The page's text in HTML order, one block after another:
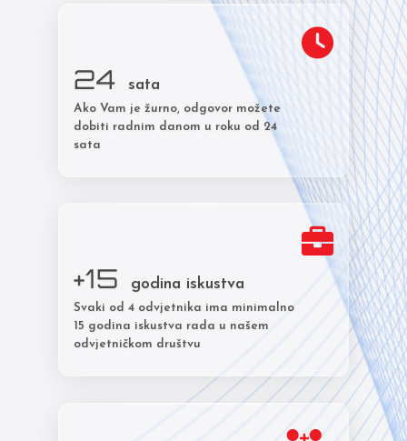
24 sata
Ako Vam je žurno, odgovor možete
dobiti radnim danom u roku od 24
sata
+15 godina iskustva
Svaki od 4 odvjetnika ima minimalno
15 godina iskustva rada u našem
odvjetničkom društvu